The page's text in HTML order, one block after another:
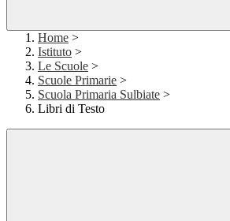
Home >
Istituto >
Le Scuole >
Scuole Primarie >
Scuola Primaria Sulbiate >
Libri di Testo